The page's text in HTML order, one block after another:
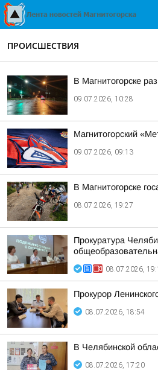
ПРОИСШЕСТВИЯ
В Магнитогорске
09.07.2026, 10:28
Магнитогорский
09.07.2026, 09:13
В Магнитогорске
08.07.2026, 19:27
Прокуратура
08.07.2026,
Прокурор
08.07.2026, 18:54
В Челябинской
08.07.2026, 17:20